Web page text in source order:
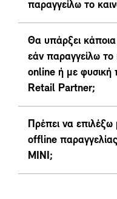
παραγγείλω το
Θα υπάρξει
εάν παραγγείλω το
online ή με φυσική
Retail Partner;
Πρέπει να
offline
ΜΙΝΙ;